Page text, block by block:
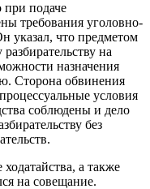
подаче
требования уголовно-
указал, что предметом
на
назначения
Сторона обвинения
условия
соблюдены и дело
без
а также
на совещание.